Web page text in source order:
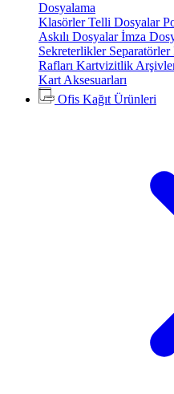
Dosyalama
KlasörlerTelli Dosyalar
Askılı Dosyalarİmza
Sekreterlikler Separatörler
Rafları Kartvizitlik
Kart Aksesuarları
Ofis Kağıt Ürünleri